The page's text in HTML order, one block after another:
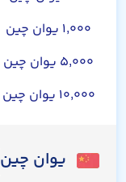
۱,۰۰۰ یوان چین
۵,۰۰۰ یوان چین
۱۰,۰۰۰ یوان چین
یوان چین